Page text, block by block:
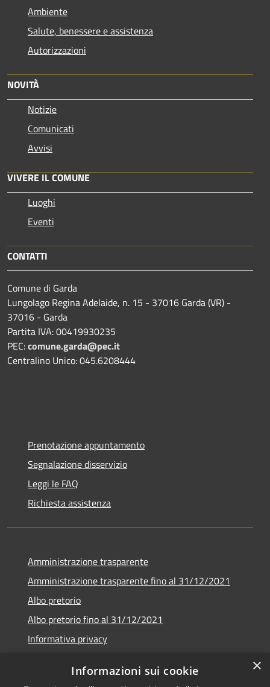
Ambiente
Salute, benessere e assistenza
Autorizzazioni
NOVITÀ
Notizie
Comunicati
Avvisi
VIVERE IL COMUNE
Luoghi
Eventi
CONTATTI
Comune di Garda
Lungolago Regina Adelaide, n. 15 - 37016 Garda (VR) -
37016 - Garda
Partita IVA: 00419930235
PEC:comune.garda@pec.it
Centralino Unico: 045.6208444
Prenotazione appuntamento
Segnalazione disservizio
Leggi le FAQ
Richiesta assistenza
Amministrazione trasparente
Amministrazione trasparente fino al 31/12/2021
Albo pretorio
Albo pretorio fino al 31/12/2021
Informativa privacy
Dichiarazione di accessibilità
×
Informazioni sui cookie